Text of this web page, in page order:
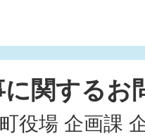
に関するお
役場 企画課